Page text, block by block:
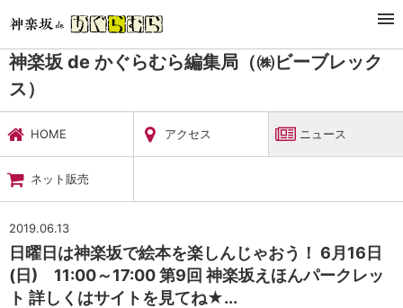
暮らし・娯楽
神楽坂 de かぐらむら編集局（㈱ビーブレックス）
ニュース
神楽坂 de かぐらむら編集局（㈱ビーブレック
ス）
HOME アクセス ニュース
ネット販売
2019.06.13
日曜日は神楽坂で絵本を楽しんじゃおう！ 6月16日
(日) 11:00～17:00 第9回 神楽坂えほんパークレッ
ト 詳しくはサイトを見てね★...